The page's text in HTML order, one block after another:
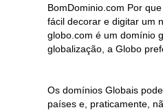
BomDominio.com Por
fácil decorar e digitar um
globo.com é um domínio
globalização, a Globo
Os domínios Globais
países e, praticamente,